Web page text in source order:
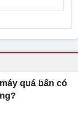
quá bẩn có